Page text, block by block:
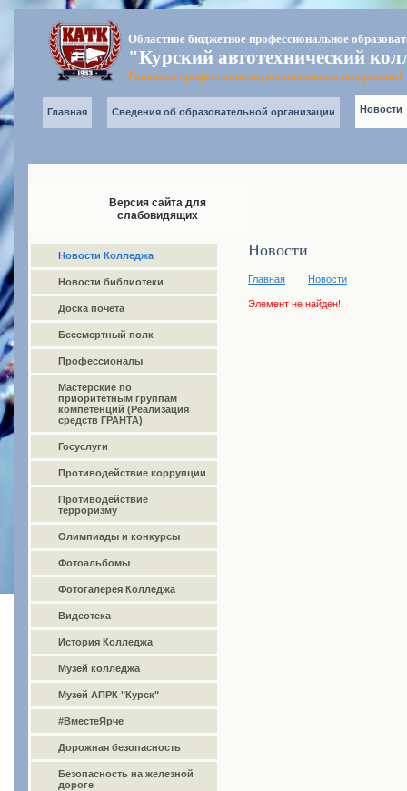
Областное бюджетное профессиональное
"Курский автотехнический
Готовим профессионала, воспитываем патриота!
Главная Сведения об образовательной организации Новости
Версия сайта для
слабовидящих
Новости Колледжа
Новости библиотеки
Доска почёта
Бессмертный полк
Профессионалы
Мастерские по
приоритетным группам
компетенций (Реализация
средств ГРАНТА)
Госуслуги
Противодействие коррупции
Противодействие
терроризму
Олимпиады и конкурсы
Фотоальбомы
Фотогалерея Колледжа
Видеотека
История Колледжа
Музей колледжа
Музей АПРК "Курск"
#ВместеЯрче
Дорожная безопасность
Безопасность на железной
дороге
Новости
Главная Новости
Элемент не найден!